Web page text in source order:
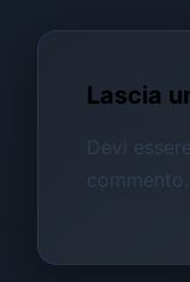
Lascia
Devi
commento.